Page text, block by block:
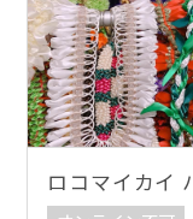
ロコマイカイ